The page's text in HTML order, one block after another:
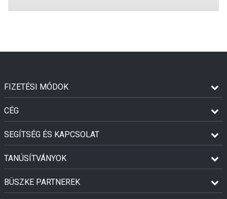
FIZETÉSI MÓDOK
CÉG
SEGÍTSÉG ÉS KAPCSOLAT
TANÚSÍTVÁNYOK
BÜSZKE PARTNEREK